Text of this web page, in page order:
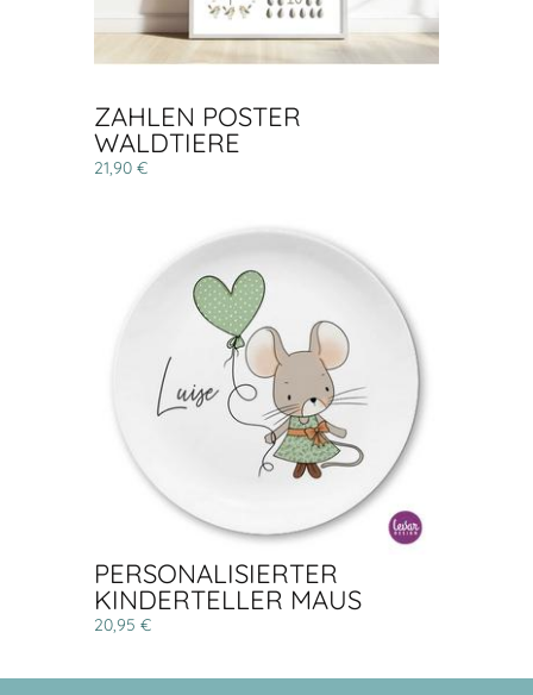
ZAHLEN POSTER
WALDTIERE
21,90 €
PERSONALISIERTER
KINDERTELLER MAUS
20,95 €